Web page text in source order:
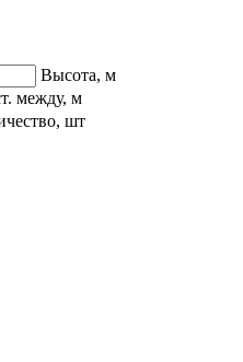
Высота, м
между, м
шт